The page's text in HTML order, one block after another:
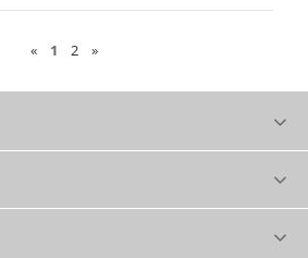
« 1 2 »